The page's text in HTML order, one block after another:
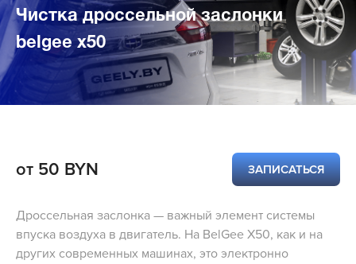
Чистка дроссельной заслонки
belgee x50
Дроссельная заслонка — важный элемент системы
впуска воздуха в двигатель. На BelGee X50, как и на
других современных машинах, это электронно
от 50 BYN ЗАПИСАТЬСЯ